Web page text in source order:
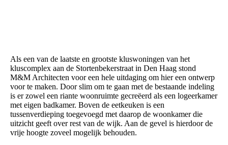
Als een van de laatste en grootste kluswoningen van het
kluscomplex aan de Stortenbekerstraat in Den Haag stond
M&M Architecten voor een hele uitdaging om hier een ontwerp
voor te maken. Door slim om te gaan met de bestaande indeling
is er zowel een riante woonruimte gecreëerd als een logeerkamer
met eigen badkamer. Boven de eetkeuken is een
tussenverdieping toegevoegd met daarop de woonkamer die
uitzicht geeft over rest van de wijk. Aan de gevel is hierdoor de
vrije hoogte zoveel mogelijk behouden.